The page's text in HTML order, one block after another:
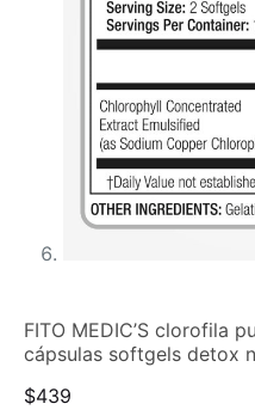
FITO MEDIC’S clorofila
cápsulas softgels detox
$439